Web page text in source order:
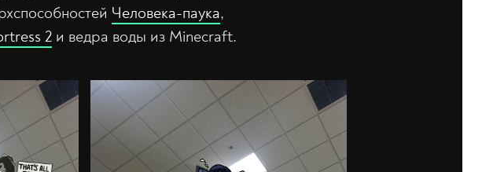
Человека-паука,
2 и ведра воды из Minecraft.